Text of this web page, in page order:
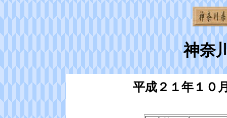
神奈
平成２１年１０